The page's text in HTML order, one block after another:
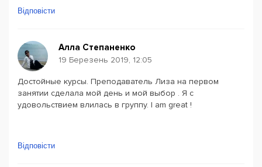
Відповісти
Алла Степаненко
19 Березень 2019, 12:05
Достойные курсы. Преподаватель Лиза на первом
занятии сделала мой день и мой выбор . Я с
удовольствием влилась в группу. I am great !
Відповісти